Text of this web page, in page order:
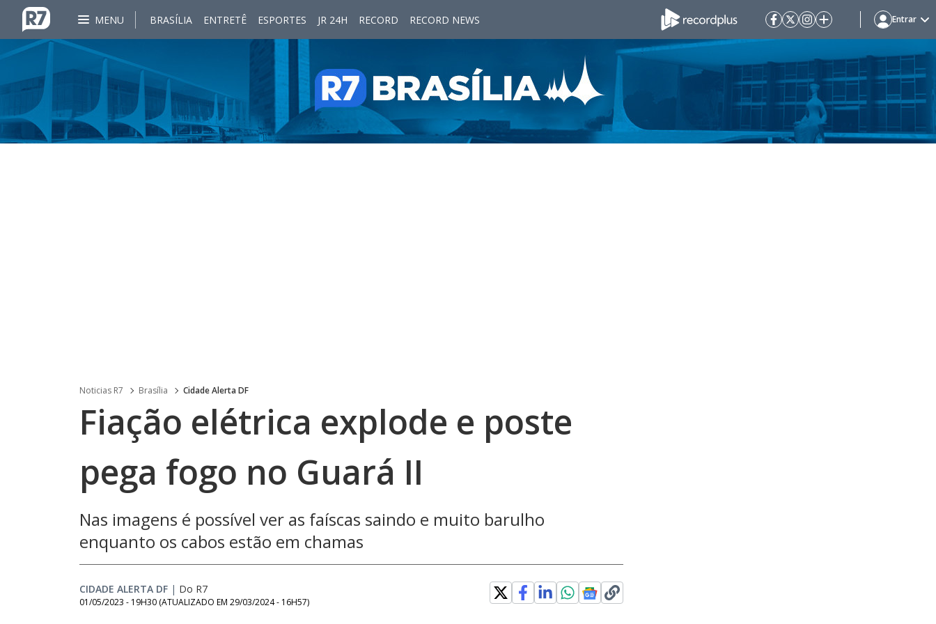
MENU BRASÍLIA ENTRETÊ ESPORTES JR 24H RECORD RECORD NEWS Entrar
Noticias R7 Brasília Cidade Alerta DF
Fiação elétrica explode e poste
pega fogo no Guará II
Nas imagens é possível ver as faíscas saindo e muito barulho
enquanto os cabos estão em chamas
CIDADE ALERTA DF | Do R7
01/05/2023 - 19H30 (ATUALIZADO EM 29/03/2024 - 16H57)